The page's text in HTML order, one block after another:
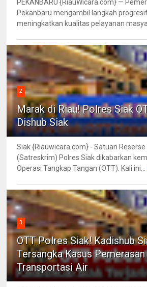
PEKANBARU {RiauWicara.com} —
Pekanbaru mengambil langkah
meningkatkan kualitas pelayanan
2
Marak di Riau! Polres Siak
Dishub Siak
Siak {Riauwicara.com} - Satuan Reserse
(Satreskrim) Polres Siak dikabarkan
Operasi Tangkap Tangan (OTT). Kali ini...
3
OTT Polres Siak! Kadishub
Tersangka Kasus
Transportasi Air